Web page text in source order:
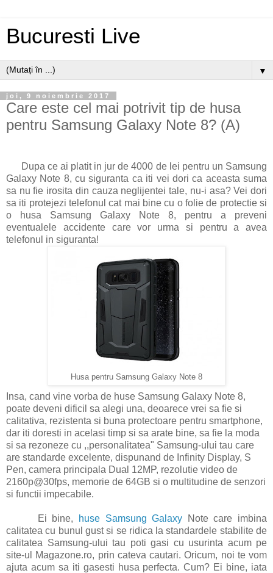
Bucuresti Live
▼
joi, 9 noiembrie 2017
Care este cel mai potrivit tip de husa
pentru Samsung Galaxy Note 8? (A)
Dupa ce ai platit in jur de 4000 de lei pentru un Samsung
Galaxy Note 8, cu siguranta ca iti vei dori ca aceasta suma
sa nu fie irosita din cauza neglijentei tale, nu-i asa? Vei dori
sa iti protejezi telefonul cat mai bine cu o folie de protectie si
o husa Samsung Galaxy Note 8, pentru a preveni
eventualele accidente care vor urma si pentru a avea
telefonul in siguranta!
Husa pentru Samsung Galaxy Note 8
Insa, cand vine vorba de huse Samsung Galaxy Note 8,
poate deveni dificil sa alegi una, deoarece vrei sa fie si
calitativa, rezistenta si buna protectoare pentru smartphone,
dar iti doresti in acelasi timp si sa arate bine, sa fie la moda
si sa rezoneze cu ,,personalitatea" Samsung-ului tau care
are standarde excelente, dispunand de Infinity Display, S
Pen, camera principala Dual 12MP, rezolutie video de
2160p@30fps, memorie de 64GB si o multitudine de senzori
si functii impecabile.
Ei bine, huse Samsung Galaxy Note care imbina
calitatea cu bunul gust si se ridica la standardele stabilite de
calitatea Samsung-ului tau poti gasi cu usurinta acum pe
site-ul Magazone.ro, prin cateva cautari. Oricum, noi te vom
ajuta acum sa iti gasesti husa perfecta. Cum? Ei bine, iata